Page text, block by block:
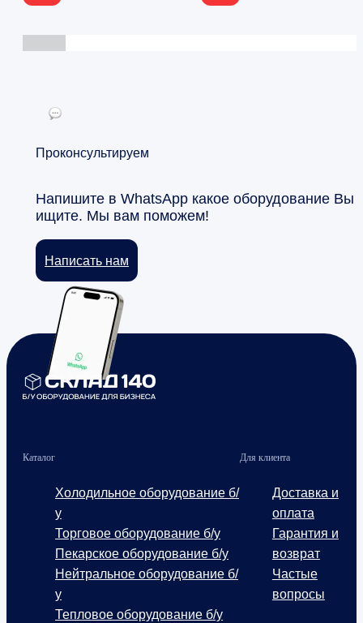
Проконсультируем
Напишите в WhatsApp какое оборудование Вы
ищите. Мы вам поможем!
Написать нам
Каталог
Холодильное оборудование б/
у
Торговое оборудование б/у
Пекарское оборудование б/у
Нейтральное оборудование б/
у
Тепловое оборудование б/у
Для клиента
Доставка и
оплата
Гарантия и
возврат
Частые
вопросы